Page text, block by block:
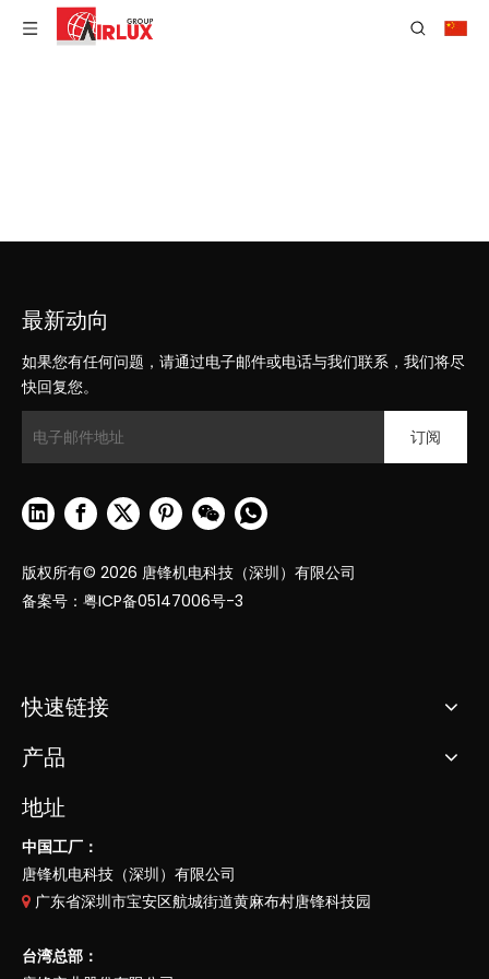
最新动向
如果您有任何问题，请通过电子邮件或电话与我们联系，我们将尽
快回复您。
订阅
版权所有© 2026 唐锋机电科技（深圳）有限公司
备案号： 粤ICP备05147006号-3
快速链接
产品
地址
中国工厂：
唐锋机电科技（深圳）有限公司
 广东省深圳市宝安区航城街道黄麻布村唐锋科技园
台湾总部：